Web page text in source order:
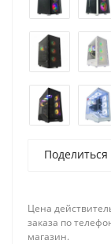
Поделиться
Цена
заказа по
магазин.